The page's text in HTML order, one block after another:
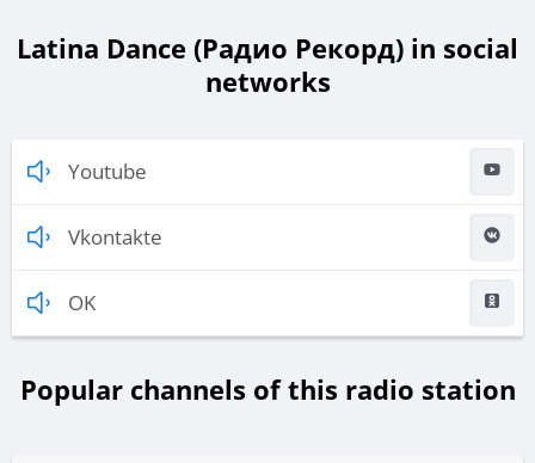
Latina Dance (Радио Рекорд) in social
networks
Youtube
Vkontakte
OK
Popular channels of this radio station